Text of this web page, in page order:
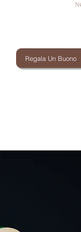
Regala Un Buono